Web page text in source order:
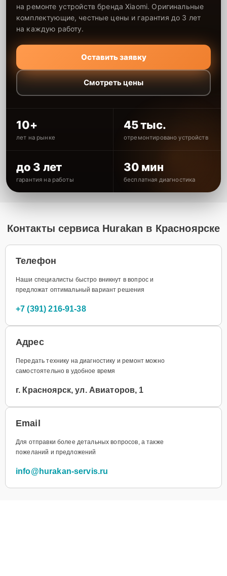
на ремонте устройств бренда Xiaomi. Оригинальные
комплектующие, честные цены и гарантия до 3 лет
на каждую работу.
Оставить заявку
Смотреть цены
10+
лет на рынке
45 тыс.
отремонтировано устройств
до 3 лет
гарантия на работы
30 мин
бесплатная диагностика
Контакты сервиса Hurakan в Красноярске
Телефон
Наши специалисты быстро вникнут в вопрос и
предложат оптимальный вариант решения
+7 (391) 216-91-38
Адрес
Передать технику на диагностику и ремонт можно
самостоятельно в удобное время
г. Красноярск, ул. Авиаторов, 1
Email
Для отправки более детальных вопросов, а также
пожеланий и предложений
info@hurakan-servis.ru